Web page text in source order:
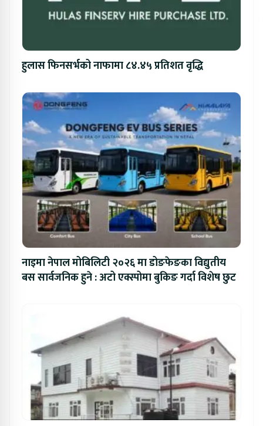
हुलास फिनसर्भको नाफामा ८४.४५ प्रतिशत वृद्धि
नाइमा नेपाल मोबिलिटी २०२६ मा डोङफेङका विद्युतीय
बस सार्वजनिक हुने : अटो एक्स्पोमा बुकिङ गर्दा विशेष छुट